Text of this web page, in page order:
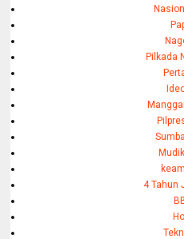
Pilkada
4 Tahun